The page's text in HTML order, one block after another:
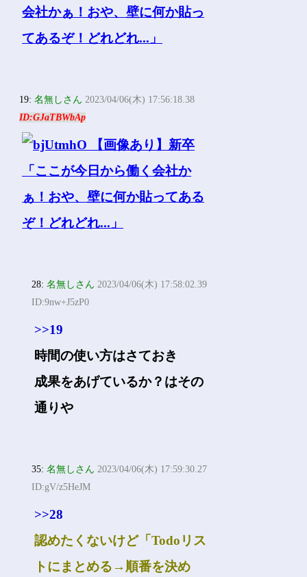
19:名無しさん 2023/04/06(木) 17:56:18.38
ID:GJaTBWbAp
28:名無しさん 2023/04/06(木) 17:58:02.39
ID:9nw+J5zP0
>>19
時間の使い方はさておき
成果をあげているか？はその
通りや
35:名無しさん 2023/04/06(木) 17:59:30.27
ID:gV/z5HeJM
>>28
認めたくないけど「Todoリス
トにまとめる→順番を決め